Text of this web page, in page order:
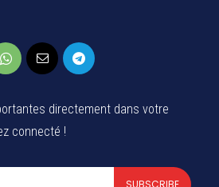
directement dans votre
connecté !
SUBSCRIBE